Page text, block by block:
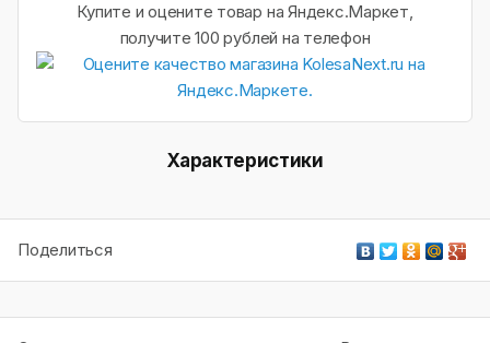
Купите и оцените товар на Яндекс.Маркет,
получите 100 рублей на телефон
Характеристики
Поделиться